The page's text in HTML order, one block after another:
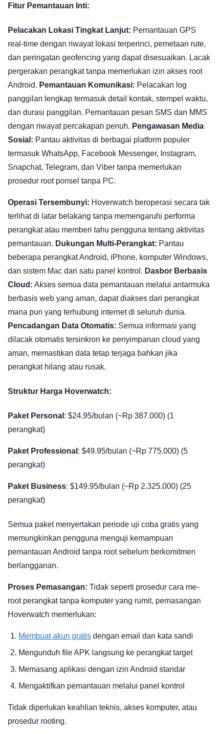
Fitur Pemantauan Inti:
Pelacakan Lokasi Tingkat Lanjut: Pemantauan GPS
real-time dengan riwayat lokasi terperinci, pemetaan rute,
dan peringatan geofencing yang dapat disesuaikan. Lacak
pergerakan perangkat tanpa memerlukan izin akses root
Android. Pemantauan Komunikasi: Pelacakan log
panggilan lengkap termasuk detail kontak, stempel waktu,
dan durasi panggilan. Pemantauan pesan SMS dan MMS
dengan riwayat percakapan penuh. Pengawasan Media
Sosial: Pantau aktivitas di berbagai platform populer
termasuk WhatsApp, Facebook Messenger, Instagram,
Snapchat, Telegram, dan Viber tanpa memerlukan
prosedur root ponsel tanpa PC.
Operasi Tersembunyi: Hoverwatch beroperasi secara tak
terlihat di latar belakang tanpa memengaruhi performa
perangkat atau memberi tahu pengguna tentang aktivitas
pemantauan. Dukungan Multi-Perangkat: Pantau
beberapa perangkat Android, iPhone, komputer Windows,
dan sistem Mac dari satu panel kontrol. Dasbor Berbasis
Cloud: Akses semua data pemantauan melalui antarmuka
berbasis web yang aman, dapat diakses dari perangkat
mana pun yang terhubung internet di seluruh dunia.
Pencadangan Data Otomatis: Semua informasi yang
dilacak otomatis tersinkron ke penyimpanan cloud yang
aman, memastikan data tetap terjaga bahkan jika
perangkat hilang atau rusak.
Struktur Harga Hoverwatch:
Paket Personal : $24.95/bulan (~Rp 387.000) (1
perangkat)
Paket Professional : $49.95/bulan (~Rp 775.000) (5
perangkat)
Paket Business: $149.95/bulan (~Rp 2.325.000) (25
perangkat)
Semua paket menyertakan periode uji coba gratis yang
memungkinkan pengguna menguji kemampuan
pemantauan Android tanpa root sebelum berkomitmen
berlangganan.
Proses Pemasangan: Tidak seperti prosedur cara me-
root perangkat tanpa komputer yang rumit, pemasangan
Hoverwatch memerlukan:
Membuat akun gratis dengan email dan kata sandi
Mengunduh file APK langsung ke perangkat target
Memasang aplikasi dengan izin Android standar
Mengaktifkan pemantauan melalui panel kontrol
Tidak diperlukan keahlian teknis, akses komputer, atau
prosedur rooting.